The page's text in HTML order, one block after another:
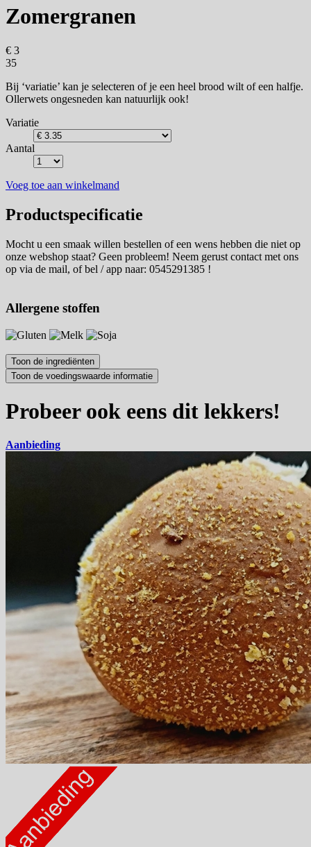
Zomergranen
€ 3
35
Bij ‘variatie’ kan je selecteren of je een heel brood wilt of een halfje.
Ollerwets ongesneden kan natuurlijk ook!
Variatie
Aantal
Voeg toe aan winkelmand
Productspecificatie
Mocht u een smaak willen bestellen of een wens hebben die niet op
onze webshop staat? Geen probleem! Neem gerust contact met ons
op via de mail, of bel / app naar: 0545291385 !
Allergene stoffen
Probeer ook eens dit lekkers!
Aanbieding